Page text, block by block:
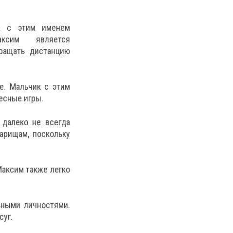
с этим именем
является
дистанцию
Мальчик с этим
игры.
не всегда
поскольку
также легко
личностями.